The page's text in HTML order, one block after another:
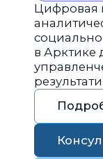
Цифровая
в Арктике